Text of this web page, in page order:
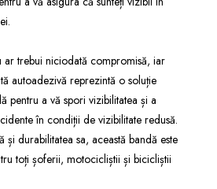
ar trebui niciodată compromisă, iar
autoadezivă reprezintă o soluție
pentru a vă spori vizibilitatea și a
în condiții de vizibilitate redusă.
și durabilitatea sa, această bandă este
toți șoferii, motocicliștii și bicicliștii